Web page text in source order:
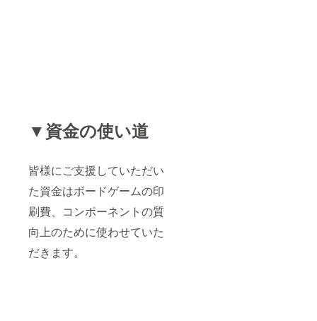
▼資金の使い道
皆様にご支援していただい
た資金はボードゲームの印
刷費、コンポーネントの質
向上のために使わせていた
だきます。